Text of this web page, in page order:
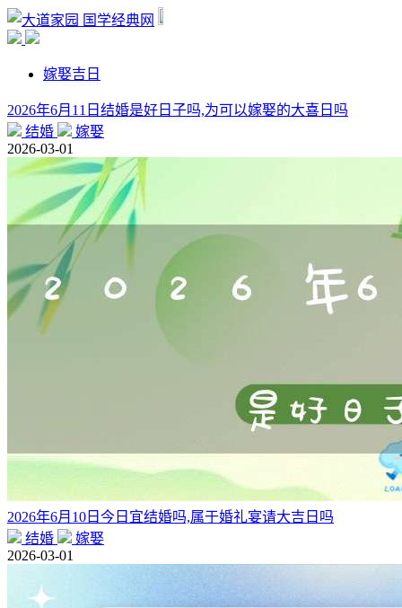
国学经典网
嫁娶吉日
2026年6月11日结婚是好日子吗,为可以嫁娶的大喜日吗
结婚
嫁娶
2026-03-01
2026年6月10日今日宜结婚吗,属于婚礼宴请大吉日吗
结婚
嫁娶
2026-03-01